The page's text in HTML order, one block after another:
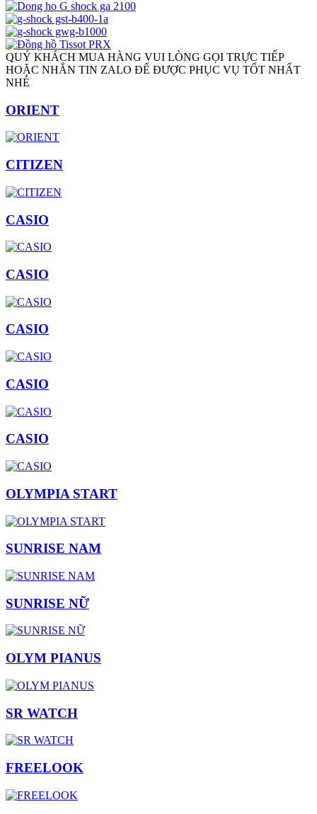
QUÝ KHÁCH MUA HÀNG VUI LÒNG GỌI TRỰC TIẾP
HOẶC NHẮN TIN ZALO ĐỂ ĐƯỢC PHỤC VỤ TỐT NHẤT
NHÉ
ORIENT
CITIZEN
CASIO
CASIO
CASIO
CASIO
CASIO
OLYMPIA START
SUNRISE NAM
SUNRISE NỮ
OLYM PIANUS
SR WATCH
FREELOOK